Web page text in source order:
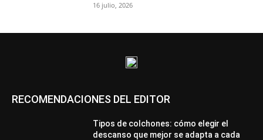
16 julio, 2026
RECOMENDACIONES DEL EDITOR
Tipos de colchones: cómo elegir el
descanso que mejor se adapta a cada